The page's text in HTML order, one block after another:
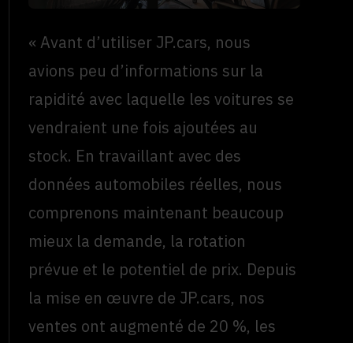
« Avant d’utiliser JP.cars, nous
avions peu d’informations sur la
rapidité avec laquelle les voitures se
vendraient une fois ajoutées au
stock. En travaillant avec des
données automobiles réelles, nous
comprenons maintenant beaucoup
mieux la demande, la rotation
prévue et le potentiel de prix. Depuis
la mise en œuvre de JP.cars, nos
ventes ont augmenté de 20 %, les